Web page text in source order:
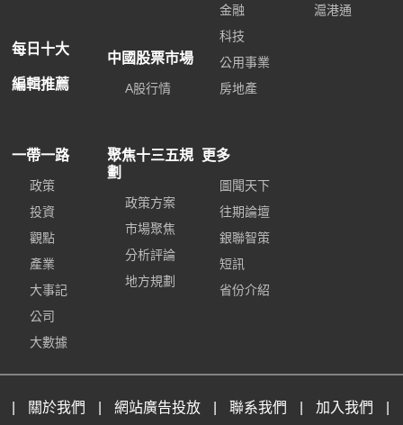
每日十大
編輯推薦
中國股票市場
A股行情
金融
科技
公用事業
房地產
滬港通
一帶一路
政策
投資
觀點
產業
大事記
公司
大數據
聚焦十三五規
劃
政策方案
市場聚焦
分析評論
地方規劃
更多
圖聞天下
往期論壇
銀聯智策
短訊
省份介紹
關於我們 網站廣告投放 聯系我們 加入我們